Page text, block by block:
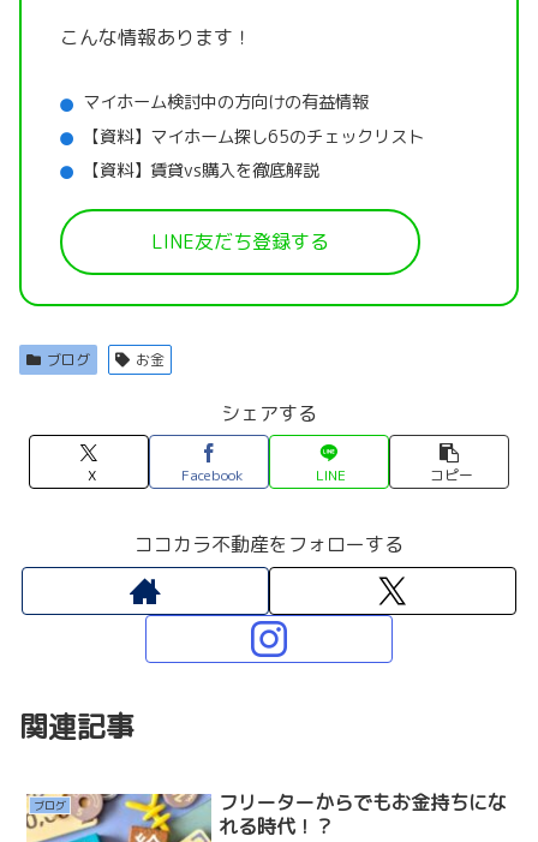
こんな情報あります！
マイホーム検討中の方向けの有益情報
【資料】マイホーム探し65のチェックリスト
【資料】賃貸vs購入を徹底解説
LINE友だち登録する
ブログ お金
シェアする
X Facebook LINE コピー
ココカラ不動産をフォローする
関連記事
ブログ
フリーターからでもお金持ちにな
れる時代！？